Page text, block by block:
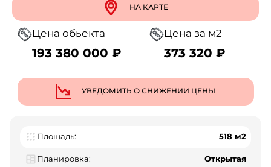
НА КАРТЕ
Цена обьекта
193 380 000 ₽
Цена за м2
373 320 ₽
УВЕДОМИТЬ О СНИЖЕНИИ ЦЕНЫ
Площадь: 518 м2
Планировка: Открытая